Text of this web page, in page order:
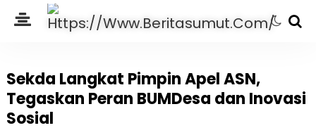
Sekda Langkat Pimpin Apel ASN,
Tegaskan Peran BUMDesa dan Inovasi
Sosial